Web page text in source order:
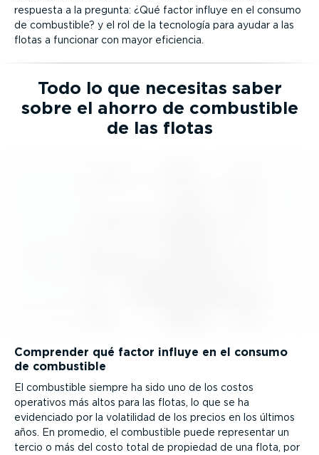
respuesta a la pregunta: ¿Qué factor influye en el consumo
de combustible? y el rol de la tecnología para ayudar a las
flotas a funcionar con mayor eficiencia.
Todo lo que necesitas saber
sobre el ahorro de combustible
de las flotas
Comprender qué factor influye en el consumo
de combustible
El combustible siempre ha sido uno de los costos
operativos más altos para las flotas, lo que se ha
evidenciado por la volatilidad de los precios en los últimos
años. En promedio, el combustible puede representar un
tercio o más del costo total de propiedad de una flota, por